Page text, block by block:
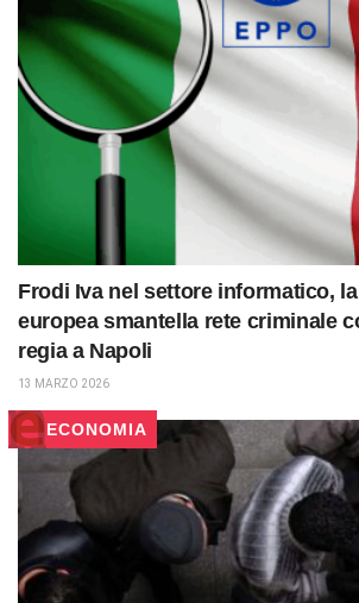
Frodi Iva nel settore informatico,
europea smantella rete criminale
regia a Napoli
13 MARZO 2026
ECONOMIA